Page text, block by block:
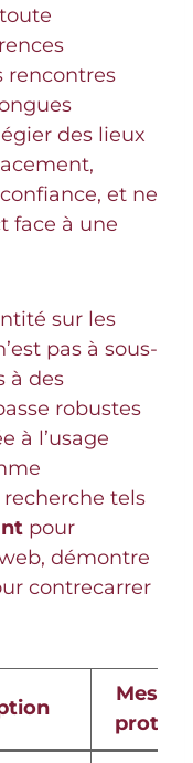
rencontres
des lieux
et ne
face à une
sur les
pas à sous-
à des
robustes
à l’usage
tels
pour
démontre
contrecarrer